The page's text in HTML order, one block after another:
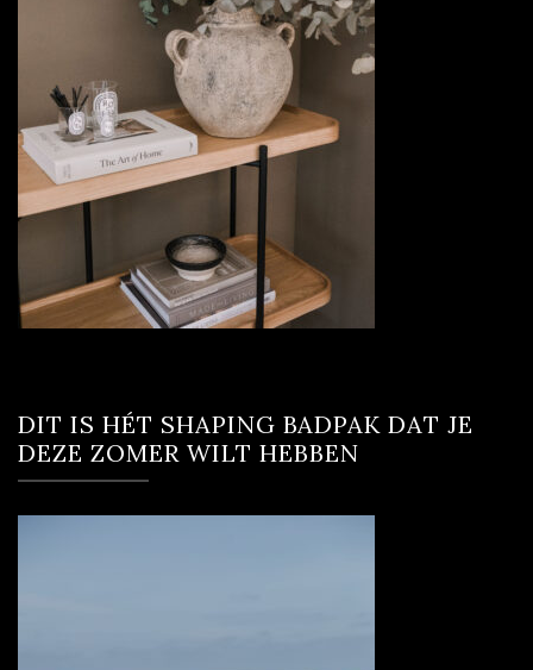
DIT IS HÉT SHAPING BADPAK DAT JE
DEZE ZOMER WILT HEBBEN